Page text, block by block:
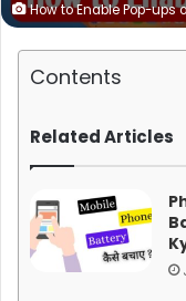
How to Enable Pop-ups
Contents
Related Articles